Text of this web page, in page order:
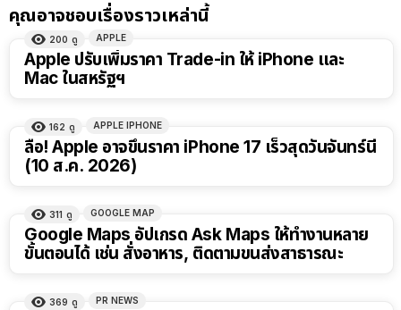
คุณอาจชอบเรื่องราวเหล่านี้
200 ดู APPLE
Apple ปรับเพิ่มราคา Trade-in ให้ iPhone และ
Mac ในสหรัฐฯ
162 ดู APPLE IPHONE
ลือ! Apple อาจขึ้นราคา iPhone 17 เร็วสุดวันจันทร์นี้
(10 ส.ค. 2026)
311 ดู GOOGLE MAP
Google Maps อัปเกรด Ask Maps ให้ทำงานหลาย
ขั้นตอนได้ เช่น สั่งอาหาร, ติดตามขนส่งสาธารณะ
369 ดู PR NEWS